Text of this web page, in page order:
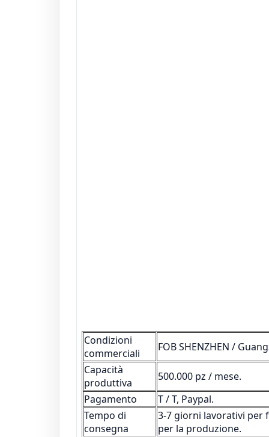
Condizioni
commerciali
FOB SHENZHEN /
Capacità
produttiva
500.000 pz / mese.
Pagamento
T / T, Paypal.
Tempo di
consegna
3-7 giorni lavorativi per
per la produzione.